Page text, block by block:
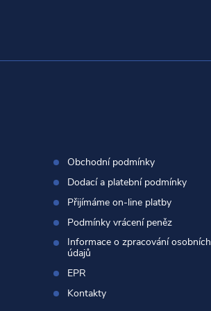
Obchodní podmínky
Dodací a platební podmínky
Přijímáme on-line platby
Podmínky vrácení peněz
Informace o zpracování osobních
údajů
EPR
Kontakty